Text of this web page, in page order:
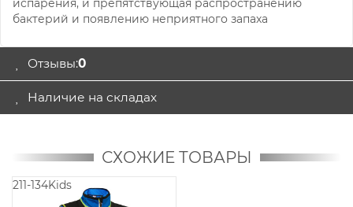
испарения, и препятствующая распространению
бактерий и появлению неприятного запаха
Отзывы:0
Наличие на складах
СХОЖИЕ ТОВАРЫ
211-134Kids